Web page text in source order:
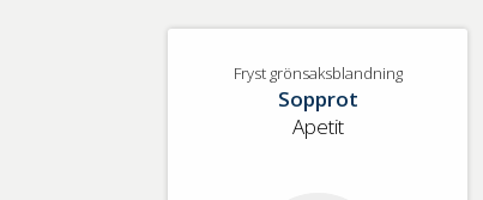
Fryst grönsaksblandning
Sopprot
Apetit